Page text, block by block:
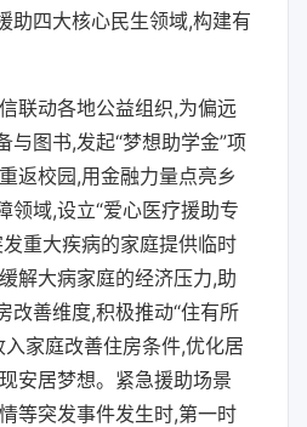
助四大核心民生领域,构建有
联动各地公益组织,为偏远
与图书,发起“梦想助学金”项
返校园,用金融力量点亮乡
领域,设立“爱心医疗援助专
重大疾病的家庭提供临时
解大病家庭的经济压力,助
改善维度,积极推动“住有所
家庭改善住房条件,优化居
安居梦想。紧急援助场景
等突发事件发生时,第一时